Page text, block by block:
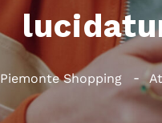
Piemonte Shopping